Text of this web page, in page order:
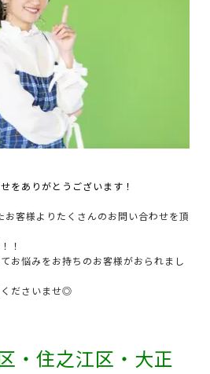
をありがとうございます！
お客様よりたくさんのお問い合わせを頂
！
お悩みをお持ちのお客様がおられまし
ださいませ◎
・住之江区・大正